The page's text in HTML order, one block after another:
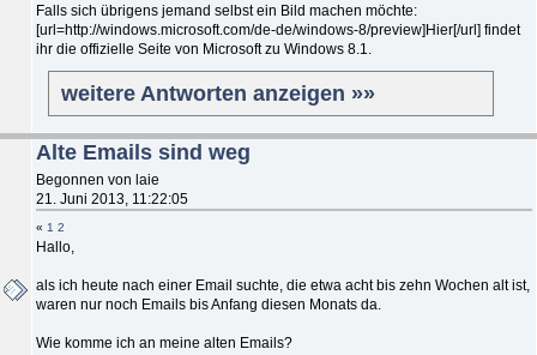
Falls sich übrigens jemand selbst ein Bild machen möchte:
[url=http://windows.microsoft.com/de-de/windows-8/preview]Hier[/url] findet
ihr die offizielle Seite von Microsoft zu Windows 8.1.
weitere Antworten anzeigen »»
Alte Emails sind weg
Begonnen von laie
21. Juni 2013, 11:22:05
« 1 2
Hallo,
als ich heute nach einer Email suchte, die etwa acht bis zehn Wochen alt ist,
waren nur noch Emails bis Anfang diesen Monats da.
Wie komme ich an meine alten Emails?